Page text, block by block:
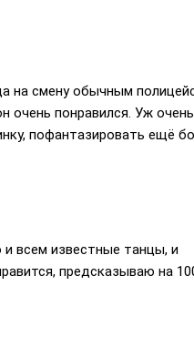
на смену обычным
очень понравился. Уж очень
пофантазировать ещё
всем известные танцы, и
предсказываю на